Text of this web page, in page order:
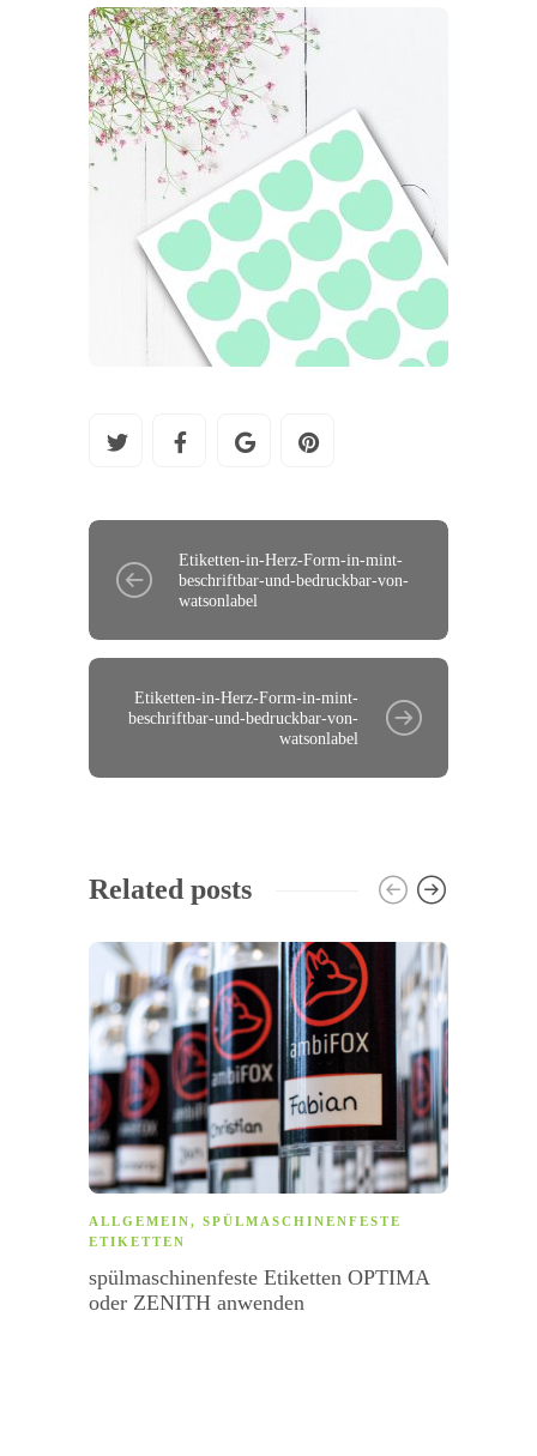
Etiketten-in-Herz-Form-in-mint-
beschriftbar-und-bedruckbar-von-
watsonlabel
Etiketten-in-Herz-Form-in-mint-
beschriftbar-und-bedruckbar-von-
watsonlabel
Related posts
ALLGEMEIN, SPÜLMASCHINENFESTE
ETIKETTEN
spülmaschinenfeste Etiketten OPTIMA
oder ZENITH anwenden